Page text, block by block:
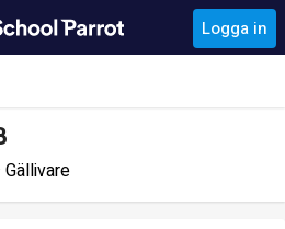
Logga in
Gällivare